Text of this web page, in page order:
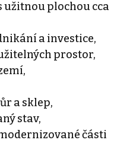
užitnou plochou cca
a investice,
prostor,
a sklep,
stav,
části